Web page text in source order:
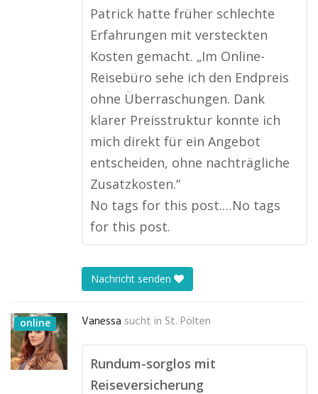
Patrick hatte früher schlechte
Erfahrungen mit versteckten
Kosten gemacht. „Im Online-
Reisebüro sehe ich den Endpreis
ohne Überraschungen. Dank
klarer Preisstruktur konnte ich
mich direkt für ein Angebot
entscheiden, ohne nachträgliche
Zusatzkosten.“
No tags for this post.…No tags
for this post.
Nachricht senden
online Vanessa sucht in St. Pölten
Rundum-sorglos mit
Reiseversicherung